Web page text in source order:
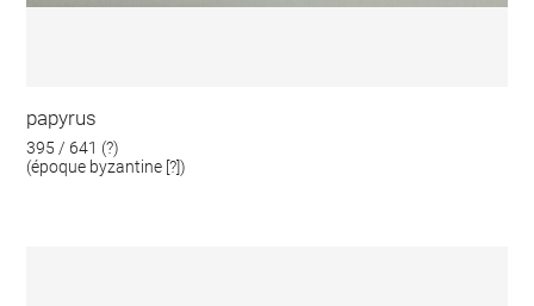
papyrus
395 / 641 (?)
(époque byzantine [?])